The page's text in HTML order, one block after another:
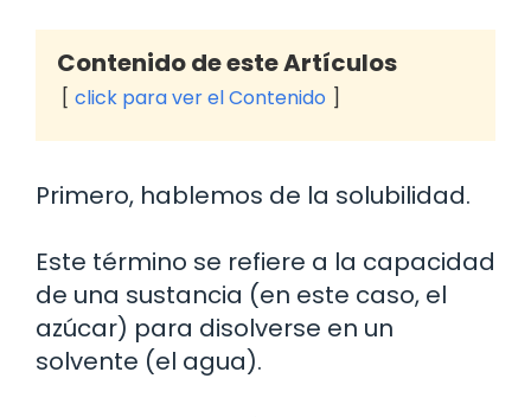
Contenido de este Artículos
click para ver el Contenido
Primero, hablemos de la solubilidad.
Este término se refiere a la capacidad
de una sustancia (en este caso, el
azúcar) para disolverse en un
solvente (el agua).